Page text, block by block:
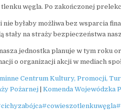
tlenku węgla. Po zakończonej
nie byłaby możliwa bez wsparcia
stały na straży bezpieczeństwa
jednostka planuje w tym roku
o organizacji akcji w mediach
Centrum Kultury, Promocji,
Pożarnej
Komenda Wojewódzka
#cowieszotlenkuwęgla